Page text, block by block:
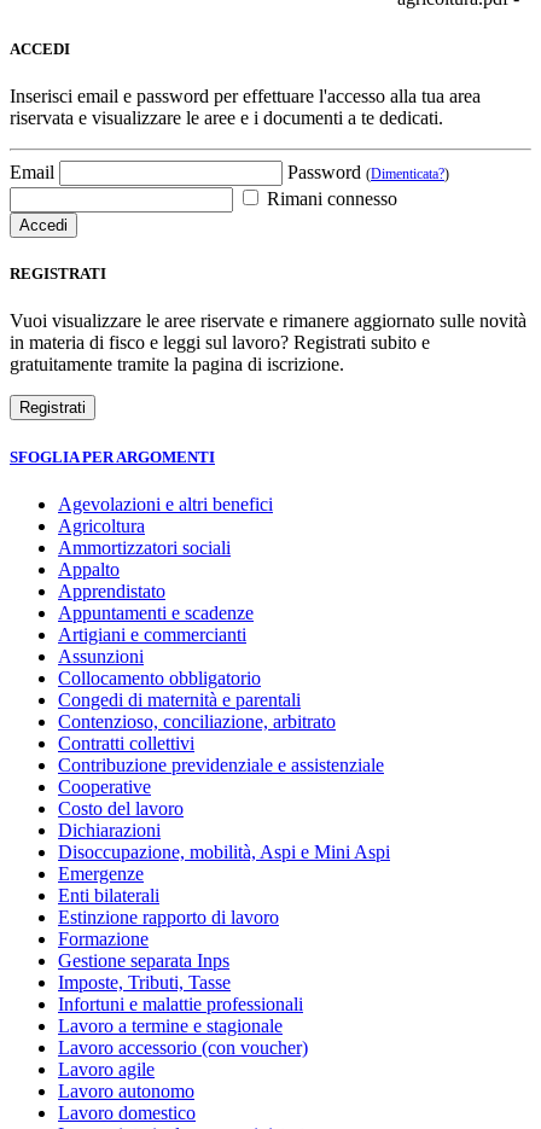
ACCEDI
Inserisci email e password per effettuare l'accesso alla tua area
riservata e visualizzare le aree e i documenti a te dedicati.
Email Password (Dimenticata?)
Rimani connesso
REGISTRATI
Vuoi visualizzare le aree riservate e rimanere aggiornato sulle novità
in materia di fisco e leggi sul lavoro? Registrati subito e
gratuitamente tramite la pagina di iscrizione.
SFOGLIA PER ARGOMENTI
Agevolazioni e altri benefici
Agricoltura
Ammortizzatori sociali
Appalto
Apprendistato
Appuntamenti e scadenze
Artigiani e commercianti
Assunzioni
Collocamento obbligatorio
Congedi di maternità e parentali
Contenzioso, conciliazione, arbitrato
Contratti collettivi
Contribuzione previdenziale e assistenziale
Cooperative
Costo del lavoro
Dichiarazioni
Disoccupazione, mobilità, Aspi e Mini Aspi
Emergenze
Enti bilaterali
Estinzione rapporto di lavoro
Formazione
Gestione separata Inps
Imposte, Tributi, Tasse
Infortuni e malattie professionali
Lavoro a termine e stagionale
Lavoro accessorio (con voucher)
Lavoro agile
Lavoro autonomo
Lavoro domestico